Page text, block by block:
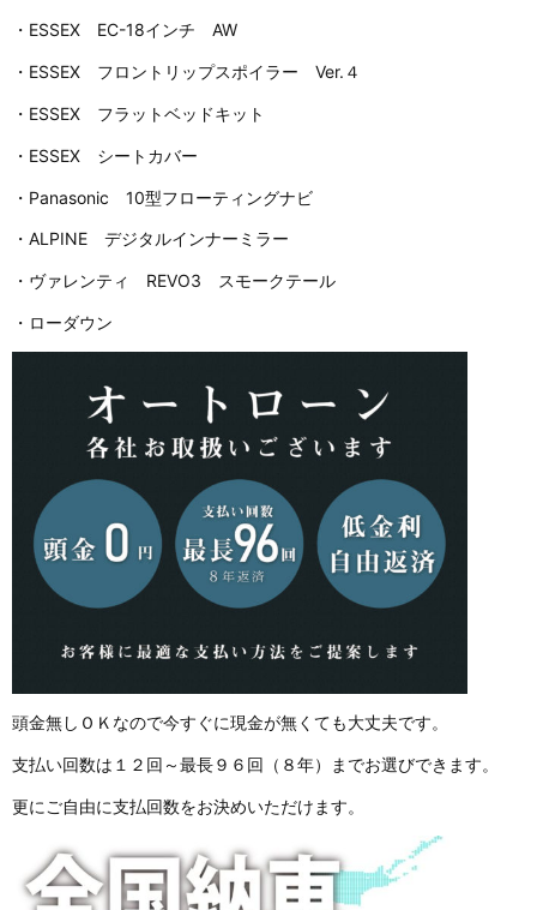
・ESSEX EC-18インチ AW
・ESSEX フロントリップスポイラー Ver.４
・ESSEX フラットベッドキット
・ESSEX シートカバー
・Panasonic 10型フローティングナビ
・ALPINE デジタルインナーミラー
・ヴァレンティ REVO3 スモークテール
・ローダウン
頭金無しＯＫなので今すぐに現金が無くても大丈夫です。
支払い回数は１２回～最長９６回（８年）までお選びできます。
更にご自由に支払回数をお決めいただけます。